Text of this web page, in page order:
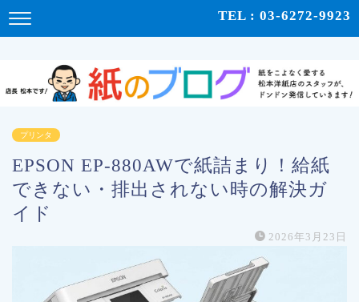
TEL : 03-6272-9923
プリンタ
EPSON EP-880AWで紙詰まり！給紙
できない・排出されない時の解決ガ
イド
2026年3月23日